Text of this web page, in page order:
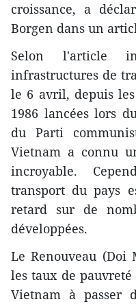
croissance, a
Borgen dans un
Selon l'article
infrastructures de
le 6 avril, depuis
1986 lancées lors
du Parti
Vietnam a connu
incroyable.
transport du pays
retard sur de
développées.
Le Renouveau
les taux de
Vietnam à passer